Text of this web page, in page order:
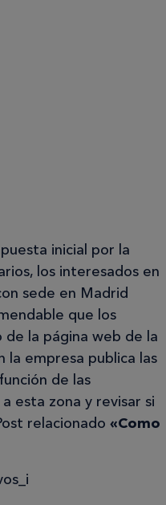
inicial por la
los interesados en
sede en Madrid
que los
la página web de la
la empresa publica las
de las
esta zona y revisar si
relacionado «Como